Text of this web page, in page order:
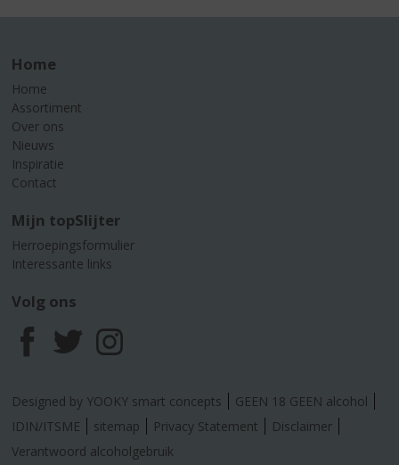
Home
Home
Assortiment
Over ons
Nieuws
Inspiratie
Contact
Mijn topSlijter
Herroepingsformulier
Interessante links
Volg ons
F
a
c
T
w
i
I
n
s
Designed by YOOKY smart concepts
GEEN 18 GEEN alcohol
IDIN/ITSME
sitemap Privacy Statement
Disclaimer
Verantwoord alcoholgebruik